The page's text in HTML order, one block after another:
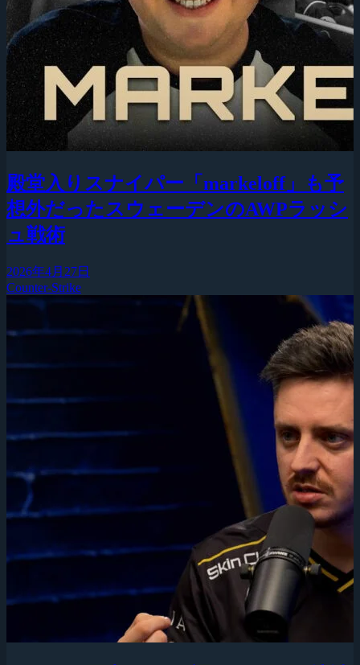
殿堂入りスナイパー「markeloff」も予
想外だったスウェーデンのAWPラッシ
ュ戦術
2026年4月27日
Counter-Strike